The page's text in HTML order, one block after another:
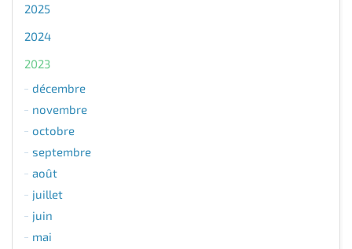
2025
2024
2023
décembre
novembre
octobre
septembre
août
juillet
juin
mai